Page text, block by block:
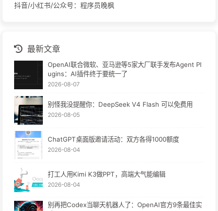
抖音/小红书/公众号：程序员晚枫
最新文章
OpenAI联合微软、亚马逊等5家大厂联手发布Agent Pl
ugins：AI插件终于要统一了
2026-08-07
别怪我没提醒你：DeepSeek V4 Flash 可以免费用
2026-08-05
ChatGPT桌面版邀请活动：双方各得1000额度
2026-08-04
打工人用Kimi K3做PPT，高端大气能编辑
2026-08-04
别再把Codex当聊天机器人了：OpenAI官方9条最佳实